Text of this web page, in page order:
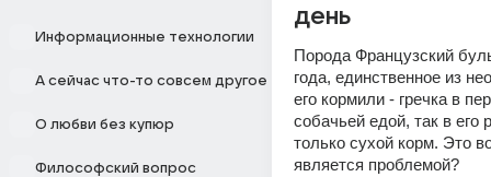
Информационные технологии
А сейчас что-то совсем другое
О любви без купюр
Философский вопрос
день
Порода Французский
года, единственное из
его кормили - гречка в
собачьей едой, так в его
только сухой корм. Это
является проблемой?